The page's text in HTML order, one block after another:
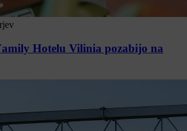
Hotelu Vilinia pozabijo na